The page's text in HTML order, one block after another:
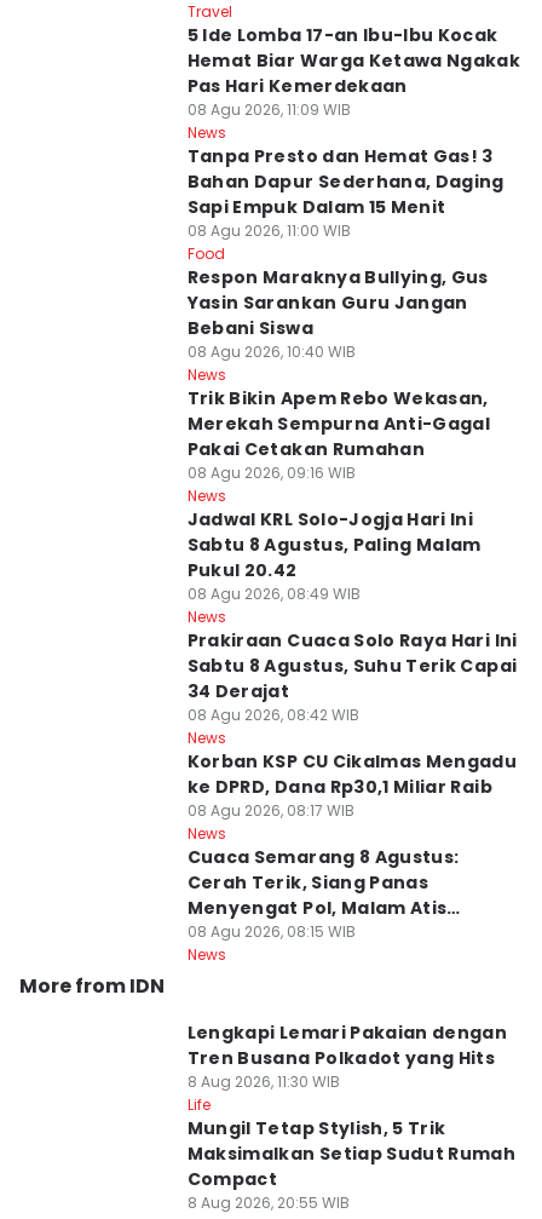
Travel
5 Ide Lomba 17-an Ibu-Ibu Kocak
Hemat Biar Warga Ketawa Ngakak
Pas Hari Kemerdekaan
08 Agu 2026, 11:09 WIB
News
Tanpa Presto dan Hemat Gas! 3
Bahan Dapur Sederhana, Daging
Sapi Empuk Dalam 15 Menit
08 Agu 2026, 11:00 WIB
Food
Respon Maraknya Bullying, Gus
Yasin Sarankan Guru Jangan
Bebani Siswa
08 Agu 2026, 10:40 WIB
News
Trik Bikin Apem Rebo Wekasan,
Merekah Sempurna Anti-Gagal
Pakai Cetakan Rumahan
08 Agu 2026, 09:16 WIB
News
Jadwal KRL Solo-Jogja Hari Ini
Sabtu 8 Agustus, Paling Malam
Pukul 20.42
08 Agu 2026, 08:49 WIB
News
Prakiraan Cuaca Solo Raya Hari Ini
Sabtu 8 Agustus, Suhu Terik Capai
34 Derajat
08 Agu 2026, 08:42 WIB
News
Korban KSP CU Cikalmas Mengadu
ke DPRD, Dana Rp30,1 Miliar Raib
08 Agu 2026, 08:17 WIB
News
Cuaca Semarang 8 Agustus:
Cerah Terik, Siang Panas
Menyengat Pol, Malam Atis
Bediding
08 Agu 2026, 08:15 WIB
News
More from IDN
Lengkapi Lemari Pakaian dengan
Tren Busana Polkadot yang Hits
8 Aug 2026, 11:30 WIB
Life
Mungil Tetap Stylish, 5 Trik
Maksimalkan Setiap Sudut Rumah
Compact
8 Aug 2026, 20:55 WIB